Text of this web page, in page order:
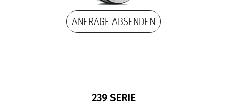
ANFRAGE ABSENDEN
239 SERIE